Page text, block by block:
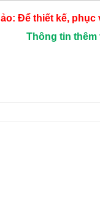
Để thiết kế,
Thông tin